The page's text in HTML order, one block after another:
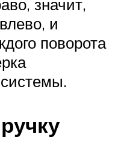
значит,
и
поворота